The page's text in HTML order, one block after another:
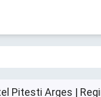
Pitesti Arges |